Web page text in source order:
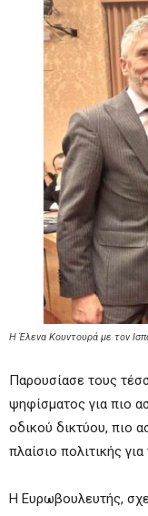
H Έλενα Κουντουρά με τον
Παρουσίασε τους
ψηφίσματος για πιο
οδικού δικτύου, πιο
πλαίσιο πολιτικής
Η Ευρωβουλευτής,